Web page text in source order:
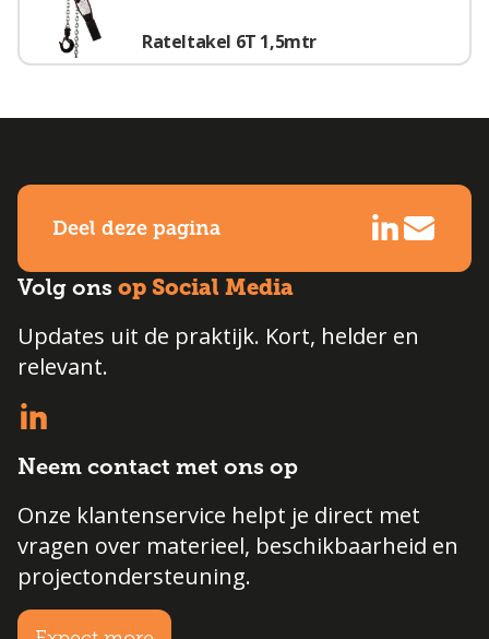
Rateltakel 6T 1,5mtr
Deel deze pagina
Volg ons op Social Media
Updates uit de praktijk. Kort, helder en
relevant.
Neem contact met ons op
Onze klantenservice helpt je direct met
vragen over materieel, beschikbaarheid en
projectondersteuning.